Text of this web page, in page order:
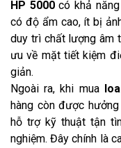
HP 5000có khả
có độ ẩm cao, ít bị
duy trì chất lượng âm
ưu về mặt tiết kiệm
giản.
Ngoài ra, khi mua
hàng còn được
hỗ trợ kỹ thuật tận
nghiệm. Đây chính là